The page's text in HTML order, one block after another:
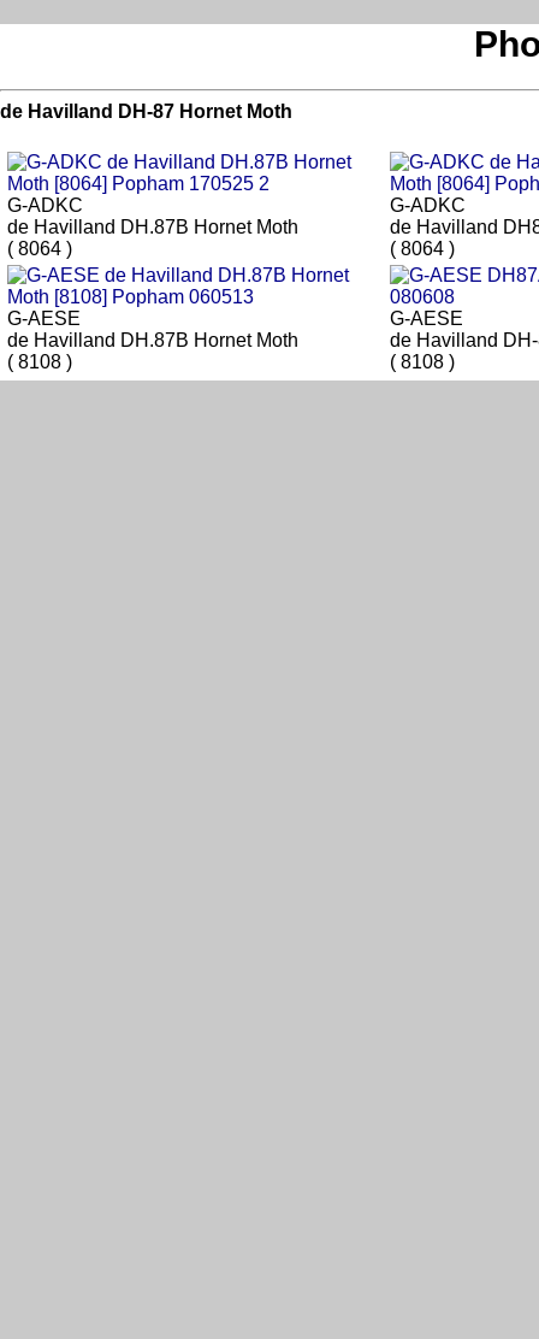
de Havilland DH-87 Hornet Moth
G-ADKC
de Havilland DH.87B Hornet Moth
( 8064 )
G-ADKC
de Havilland
( 8064 )
G-AESE
de Havilland DH.87B Hornet Moth
( 8108 )
G-AESE
de Havilland
( 8108 )